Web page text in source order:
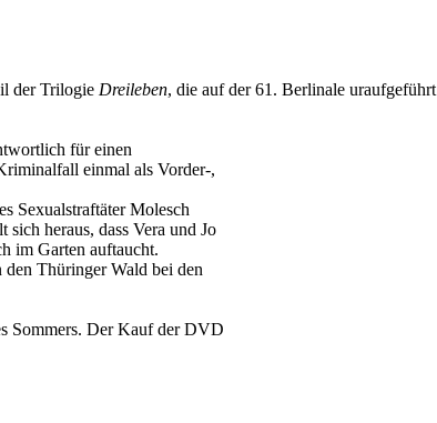
der Trilogie Dreileben, die auf der 61. Berlinale uraufgeführt
für einen
einmal als Vorder-,
Sexualstraftäter Molesch
heraus, dass Vera und Jo
im Garten auftaucht.
Thüringer Wald bei den
Sommers. Der Kauf der DVD